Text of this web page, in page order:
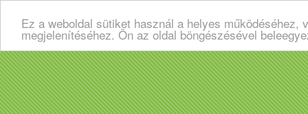
Ez a weboldal sütiket használ a helyes
megjelenítéséhez. Ön az oldal böngészésével